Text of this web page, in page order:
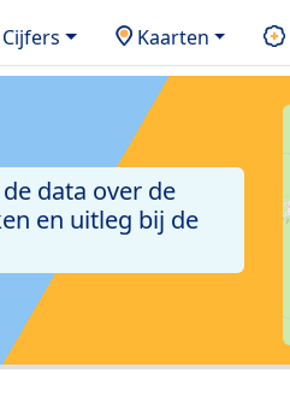
Cijfers Kaarten
data over de
en uitleg bij de